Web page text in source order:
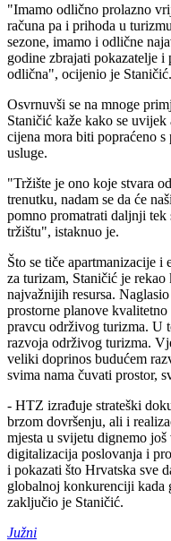
"Imamo odlično prolazno
računa pa i prihoda u
sezone, imamo i odlične
godine zbrajati pokazatelje i
odlična", ocijenio je Staničić.
Osvrnuvši se na mnoge
Staničić kaže kako se
cijena mora biti popraćeno
usluge.
"Tržište je ono koje stvara
trenutku, nadam se da će
pomno promatrati daljnji tek
tržištu", istaknuo je.
Što se tiče apartmanizacije
za turizam, Staničić je
najvažnijih resursa.
prostorne planove
pravcu održivog turizma. U
razvoja održivog turizma.
veliki doprinos budućem
svima nama čuvati prostor,
- HTZ izrađuje strateški
brzom dovršenju, ali i
mjesta u svijetu dignemo
digitalizacija poslovanja i
i pokazati što Hrvatska sve
globalnoj konkurenciji
zaključio je Staničić.
Južni